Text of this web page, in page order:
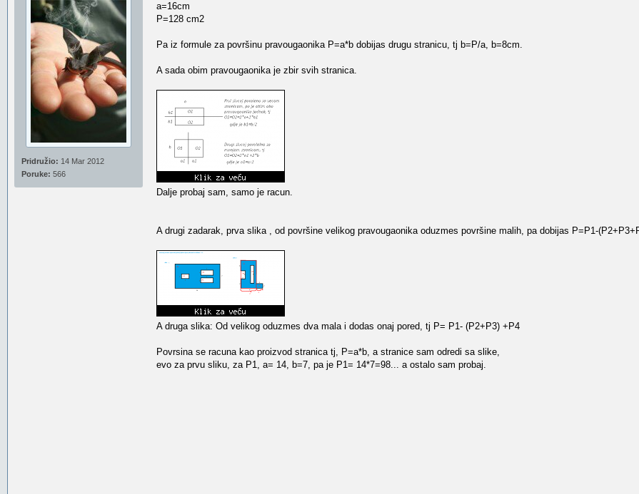
Pridružio: 14 Mar 2012
Poruke: 566
a=16cm
P=128 cm2
Pa iz formule za površinu pravougaonika P=a*b dobijas drugu stranicu, tj b=P/a, b=8cm.
A sada obim pravougaonika je zbir svih stranica.
Dalje probaj sam, samo je racun.
A drugi zadarak, prva slika , od površine velikog pravougaonika oduzmes površine malih, pa dobijas P=P1-
A druga slika: Od velikog oduzmes dva mala i dodas onaj pored, tj P= P1- (P2+P3) +P4
Povrsina se racuna kao proizvod stranica tj, P=a*b, a stranice sam odredi sa slike,
evo za prvu sliku, za P1, a= 14, b=7, pa je P1= 14*7=98... a ostalo sam probaj.